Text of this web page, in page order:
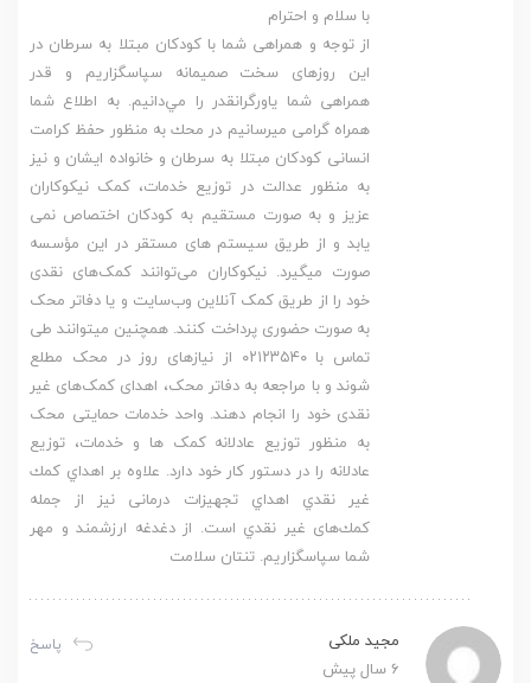
با سلام و احترام
از توجه و همراهی شما با كودكان مبتلا به سرطان در
این روزهای سخت صميمانه سپاسگزاريم و قدر
همراهی شما یاورگرانقدر را مي‌دانيم. به اطلاع شما
همراه گرامی میرسانیم در محك به منظور حفظ کرامت
انسانی کودکان مبتلا به سرطان و خانواده ایشان و نيز
به منظور عدالت در توزيع خدمات، کمک نیکوکاران
عزیز و به صورت مستقیم به كودكان اختصاص نمی
یابد و از طریق سیستم های مستقر در این مؤسسه
صورت میگیرد. نیکوکاران مى‌توانند کمک‌های نقدی
خود را از طریق کمک آنلاین وب‌سایت و یا دفاتر محک
به صورت حضوری پرداخت کنند. همچنین میتوانند طی
تماس با ۰۲۱۲۳۵۴۰ از نیازهای روز در محک مطلع
شوند و با مراجعه به دفاتر محک، اهدای کمک‌های غیر
نقدی خود را انجام دهند. واحد خدمات حمایتی محک
به منظور توزیع عادلانه کمک ها و خدمات، توزیع
عادلانه را در دستور کار خود دارد. علاوه بر اهداي كمك
غير نقدي اهداي تجهيزات درمانى نيز از جمله
كمك‌هاى غير نقدي است. از دغدغه ارزشمند و مهر
شما سپاسگزاریم. تنتان سلامت
پاسخ
مجید ملکی
6 سال پیش